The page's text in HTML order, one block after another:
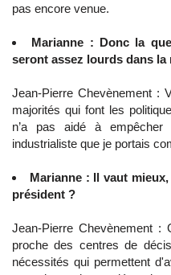
pas encore venue.
Marianne : Donc la
seront assez lourds dans la
Jean-Pierre Chevènement :
majorités qui font les
n’a pas aidé à
industrialiste que je portais
Marianne : Il vaut
président ?
Jean-Pierre Chevènement :
proche des centres de
nécessités qui permettent